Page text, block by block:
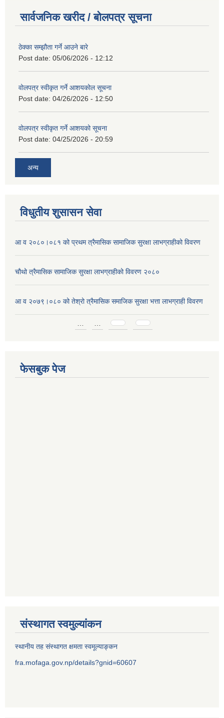
सार्वजनिक खरीद / बोलपत्र सूचना
ठेक्का सम्झौता गर्ने आउने बारे
Post date: 05/06/2026 - 12:12
वोलपत्र स्वीकृत गर्ने आशयकोल सूचना
Post date: 04/26/2026 - 12:50
वोलपत्र स्वीकृत गर्ने आशयको सूचना
Post date: 04/25/2026 - 20:59
अन्य
विधुतीय शुसासन सेवा
आ व २०८०।०८१ को प्रथम त्रैमासिक सामाजिक सुरक्षा लाभग्राहीको विवरण
चौथो त्रैमासिक सामाजिक सुरक्षा लाभग्राहीको विवरण २०८०
आ व २०७९।०८० को तेश्रो त्रैमासिक समाजिक सुरक्षा भत्ता लाभग्राही विवरण
फेसबुक पेज
संस्थागत स्वमुल्यांकन
स्थानीय तह संस्थागत क्षमता स्वमूल्याङ्कन
fra.mofaga.gov.np/details?gnid=60607